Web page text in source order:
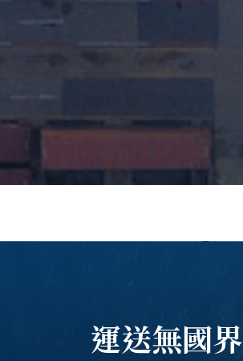
運送無國界